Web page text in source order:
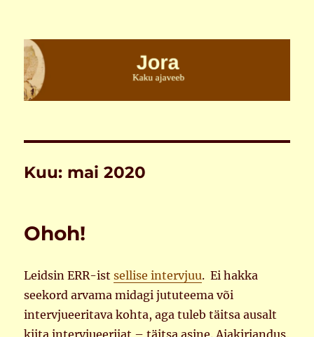
Jora
Kuu: mai 2020
Ohoh!
Leidsin ERR-istsellise intervjuu. Ei hakka
seekord arvama midagi jututeema või
intervjueeritava kohta, aga tuleb täitsa ausalt